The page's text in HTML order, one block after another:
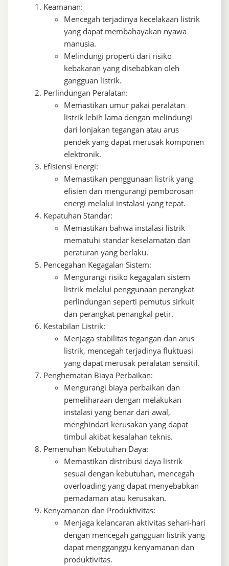
Keamanan:
Mencegah terjadinya kecelakaan listrik
yang dapat membahayakan nyawa
manusia.
Melindungi properti dari risiko
kebakaran yang disebabkan oleh
gangguan listrik.
Perlindungan Peralatan:
Memastikan umur pakai peralatan
listrik lebih lama dengan melindungi
dari lonjakan tegangan atau arus
pendek yang dapat merusak komponen
elektronik.
Efisiensi Energi:
Memastikan penggunaan listrik yang
efisien dan mengurangi pemborosan
energi melalui instalasi yang tepat.
Kepatuhan Standar:
Memastikan bahwa instalasi listrik
mematuhi standar keselamatan dan
peraturan yang berlaku.
Pencegahan Kegagalan Sistem:
Mengurangi risiko kegagalan sistem
listrik melalui penggunaan perangkat
perlindungan seperti pemutus sirkuit
dan perangkat penangkal petir.
Kestabilan Listrik:
Menjaga stabilitas tegangan dan arus
listrik, mencegah terjadinya fluktuasi
yang dapat merusak peralatan sensitif.
Penghematan Biaya Perbaikan:
Mengurangi biaya perbaikan dan
pemeliharaan dengan melakukan
instalasi yang benar dari awal,
menghindari kerusakan yang dapat
timbul akibat kesalahan teknis.
Pemenuhan Kebutuhan Daya:
Memastikan distribusi daya listrik
sesuai dengan kebutuhan, mencegah
overloading yang dapat menyebabkan
pemadaman atau kerusakan.
Kenyamanan dan Produktivitas:
Menjaga kelancaran aktivitas sehari-hari
dengan mencegah gangguan listrik yang
dapat mengganggu kenyamanan dan
produktivitas.